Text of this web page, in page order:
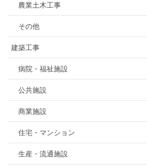
農業土木工事
その他
建築工事
病院・福祉施設
公共施設
商業施設
住宅・マンション
生産・流通施設